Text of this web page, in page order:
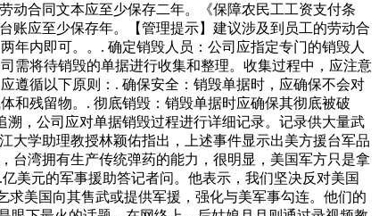
动合同文本应至少保存二年。《保障农民工工资支付条
账应至少保存年。【管理提示】建议涉及到员工的劳动合
年内即可。。. 确定销毁人员：公司应指定专门的销毁人
需将待销毁的单据进行收集和整理。收集过程中，应注意
遵循以下原则：. 确保安全：销毁单据时，应确保不会对
和残留物。. 彻底销毁：销毁单据时应确保其彻底被破
，公司应对单据销毁过程进行详细记录。记录供大量武
大学助理教授林颖佑指出，上述事件显示出美方援台军品
台湾拥有生产传统弹药的能力，很明显，美国军方只是拿
美元的军事援助答记者问。他表示，我们坚决反对美国
求美国向其售武或提供军援，强化与美军事勾连。他们的